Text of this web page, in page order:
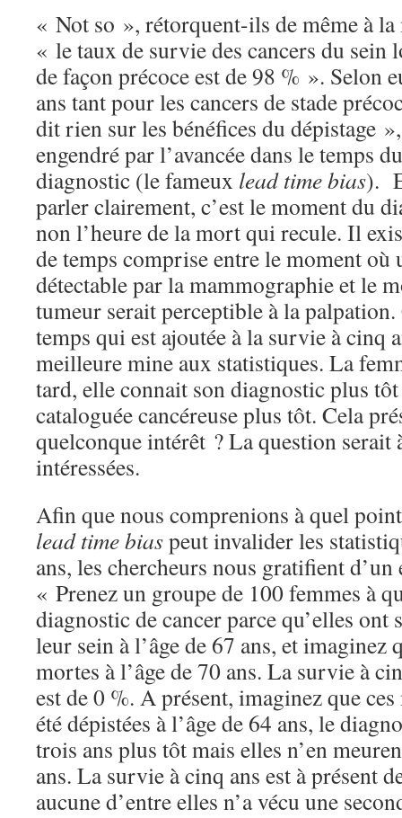
« Not so », rétorquent-ils de même à
« le taux de survie des cancers du sein
de façon précoce est de 98 % ». Selon
ans tant pour les cancers de stade
dit rien sur les bénéfices du dépistage
engendré par l’avancée dans le temps
diagnostic (le fameux lead time bias).
parler clairement, c’est le moment du
non l’heure de la mort qui recule. Il
de temps comprise entre le moment où
détectable par la mammographie et le
tumeur serait perceptible à la palpation.
temps qui est ajoutée à la survie à cinq
meilleure mine aux statistiques. La
tard, elle connait son diagnostic plus
cataloguée cancéreuse plus tôt. Cela
quelconque intérêt ? La question serait
intéressées.
Afin que nous comprenions à quel
lead time biaspeut invalider les
ans, les chercheurs nous gratifient
« Prenez un groupe de 100 femmes à
diagnostic de cancer parce qu’elles ont
leur sein à l’âge de 67 ans, et imaginez
mortes à l’âge de 70 ans. La survie à
est de 0 %. A présent, imaginez que
été dépistées à l’âge de 64 ans, le
trois ans plus tôt mais elles n’en
ans. La survie à cinq ans est à présent
aucune d’entre elles n’a vécu une